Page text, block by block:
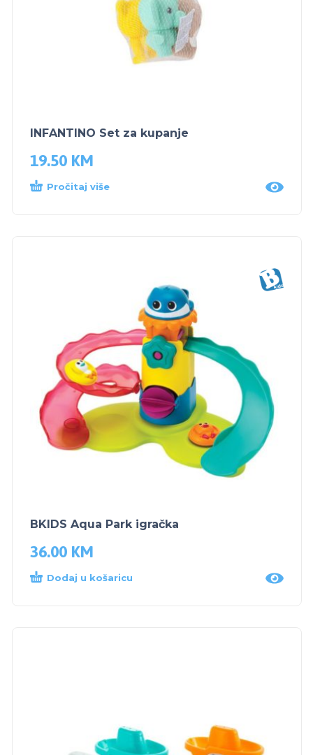
INFANTINO Set za kupanje
19.50 KM
Pročitaj više
BKIDS Aqua Park igračka
36.00 KM
Dodaj u košaricu